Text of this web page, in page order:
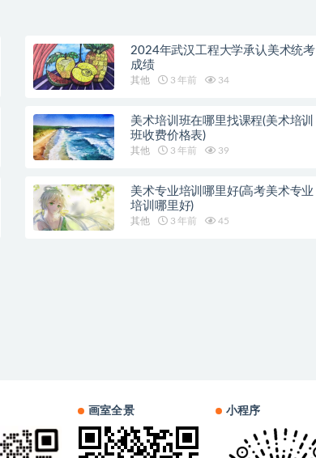
2024年武汉工程大学承认美术统考
成绩
其他 3 年前 34
美术培训班在哪里找课程(美术培训
班收费价格表)
其他 3 年前 39
美术专业培训哪里好(高考美术专业
培训哪里好)
其他 3 年前 45
画室全景 小程序